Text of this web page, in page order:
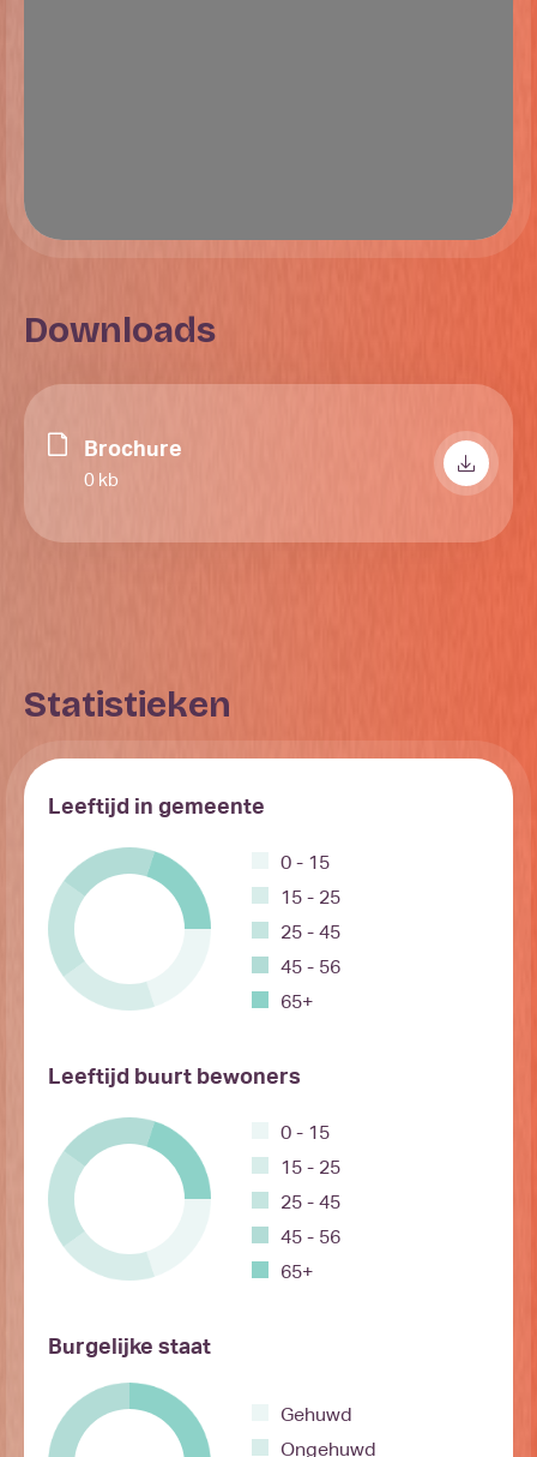
Downloads
Brochure
0 kb
Statistieken
Leeftijd in gemeente
0 - 15
15 - 25
25 - 45
45 - 56
65+
Leeftijd buurt bewoners
0 - 15
15 - 25
25 - 45
45 - 56
65+
Burgelijke staat
Gehuwd
Ongehuwd